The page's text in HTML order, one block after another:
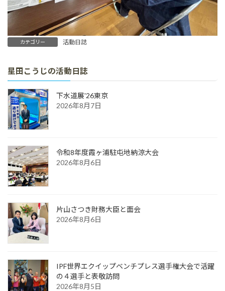
カテゴリー 活動日誌
星田こうじの活動日誌
下水道展'26東京
2026年8月7日
令和8年度霞ヶ浦駐屯地納涼大会
2026年8月6日
片山さつき財務大臣と面会
2026年8月6日
IPF世界エクイップベンチプレス選手権大会で活躍
の４選手と表敬訪問
2026年8月5日